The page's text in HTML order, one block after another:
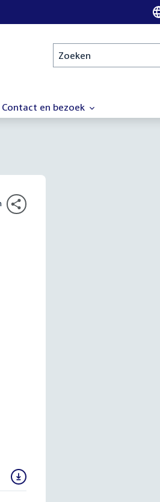
Zoeken
Contact en bezoek